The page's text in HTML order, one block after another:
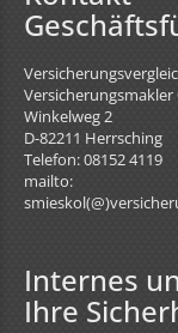
Versicherungsmakler
Winkelweg 2
D-82211 Herrsching
Telefon: 08152 4119
mailto:
Internes
Ihre